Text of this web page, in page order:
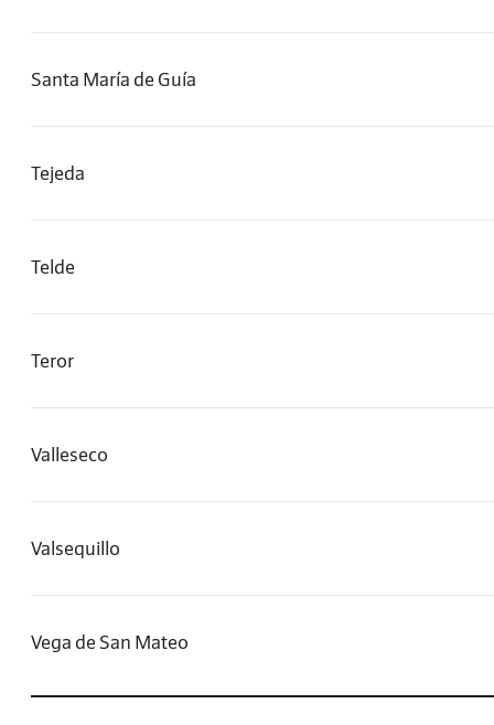
Santa María de Guía
Tejeda
Telde
Teror
Valleseco
Valsequillo
Vega de San Mateo